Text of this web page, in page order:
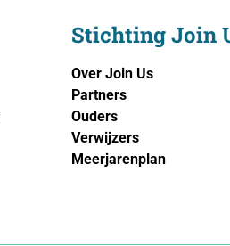
Stichting Join
Over Join Us
Partners
Ouders
Verwijzers
Meerjarenplan